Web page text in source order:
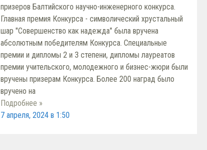
призеров Балтийского научно-инженерного конкурса.
Главная премия Конкурса - символический хрустальный
шар "Совершенство как надежда" была вручена
абсолютным победителям Конкурса. Специальные
премии и дипломы 2 и 3 степени, дипломы лауреатов
премии учительского, молодежного и бизнес-жюри были
вручены призерам Конкурса. Более 200 наград было
вручено на
Подробнее »
7 апреля, 2024 в 1:50